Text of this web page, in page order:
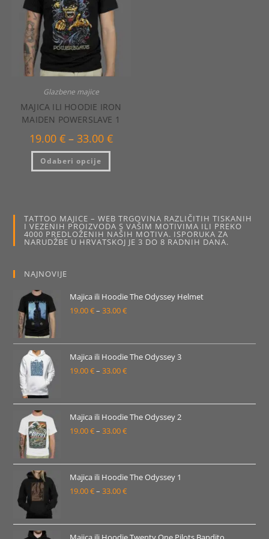
na
proizvoda
Glazbene majice
MAJICA ILI HOODIE IRON
MAIDEN POWERSLAVE 1
19.00 € – 33.00 €Raspon
cijena:
Odaberi opcije
Ovaj
ima
odabrati
na
stranici
proizvoda
TATTOO MAJICE – WEB TRGOVINA RAZLIČITIH TISKANIH
I VEZENIH PROIZVODA S VAŠIM MOTIVIMA ILI PREKO
4000 PREDLOŽENIH NAŠIH MOTIVA. ISPORUKA ZA
NARUDŽBE U HRVATSKOJ JE 3 DO 8 RADNIH DANA.
NAJNOVIJE
Majica ili Hoodie The Odyssey Helmet
19.00€– 33.00€Raspon
od
19.00 €
do
Majica ili Hoodie The Odyssey 3
19.00€– 33.00€Raspon
od
19.00 €
do
Majica ili Hoodie The Odyssey 2
19.00€– 33.00€Raspon
od
19.00 €
do
Majica ili Hoodie The Odyssey 1
19.00€– 33.00€Raspon
od
19.00 €